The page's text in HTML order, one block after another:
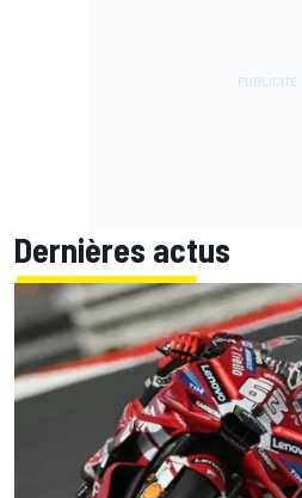
Dernières actus